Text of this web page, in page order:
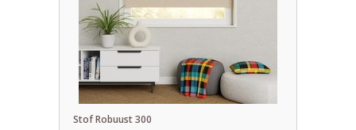
Stof Robuust 300